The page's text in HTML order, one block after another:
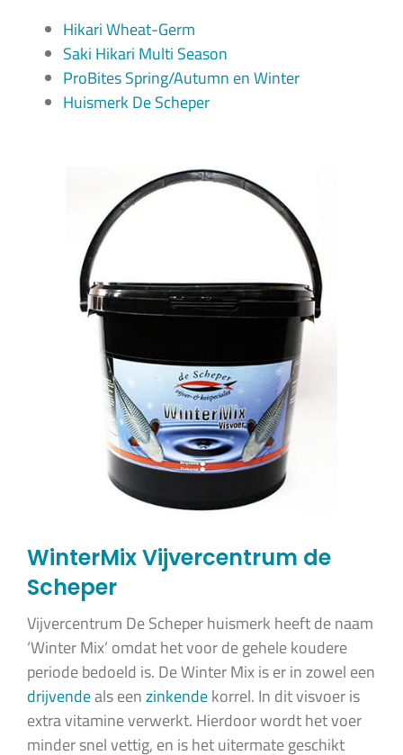
Hikari Wheat-Germ
Saki Hikari Multi Season
ProBites Spring/Autumn en Winter
Huismerk De Scheper
WinterMix Vijvercentrum de
Scheper
Vijvercentrum De Scheper huismerk heeft de naam
‘Winter Mix’ omdat het voor de gehele koudere
periode bedoeld is. De Winter Mix is er in zowel een
drijvendeals eenzinkendekorrel. In dit visvoer is
extra vitamine verwerkt. Hierdoor wordt het voer
minder snel vettig, en is het uitermate geschikt